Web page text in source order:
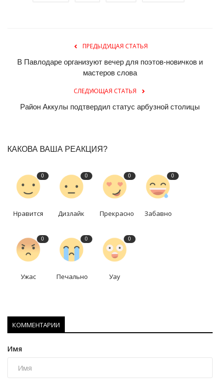
ПРЕДЫДУЩАЯ СТАТЬЯ
В Павлодаре организуют вечер для поэтов-новичков и
мастеров слова
СЛЕДУЮЩАЯ СТАТЬЯ
Район Аккулы подтвердил статус арбузной столицы
КАКОВА ВАША РЕАКЦИЯ?
0
Нравится
0
Дизлайк
0
Прекрасно
0
Забавно
0
Ужас
0
Печально
0
Уау
КОММЕНТАРИИ
Имя